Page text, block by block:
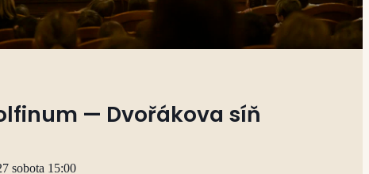
— Dvořákova síň
sobota 15:00